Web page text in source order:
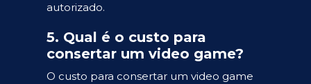
autorizado.
5. Qual é o custo para
consertar um video game?
O custo para consertar um video game